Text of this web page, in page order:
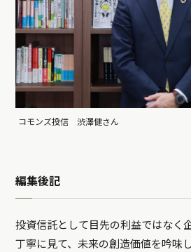
コモンズ投信 渋澤健さん
編集後記
投資信託として目先の利益ではなく
丁寧に見て、未来の創造価値を吟味